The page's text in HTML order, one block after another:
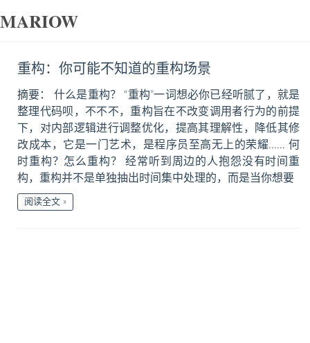
MARIOW
重构：你可能不知道的重构场景
摘要： 什么是重构？ “重构”一词想必你已经听腻了，就是
整理代码呗，不不不，重构旨在不改变调用者行为的前提
下，对内部逻辑进行调整优化，提高其理解性，降低其修
改成本，它是一门艺术，是程序员至高无上的荣耀…… 何
时重构？怎么重构？ 经常听到周边的人抱怨没有时间重
构，重构并不是单独抽出时间集中处理的，而是当你想要
阅读全文